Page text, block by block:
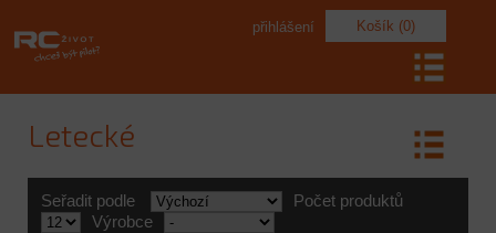
Košík (0)
přihlášení
Letecké
Seřadit podle
Počet produktů
Výrobce